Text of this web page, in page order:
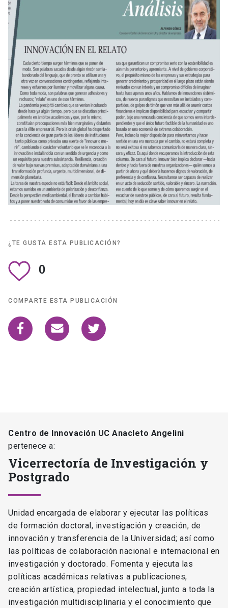
¿TE GUSTA ESTA PUBLICACIÓN?
0
COMPARTE ESTA PUBLICACIÓN
Centro de Innovación UC Anacleto Angelini
pertenece a:
Vicerrectoría de Investigación y
Postgrado
Unidad encargada de elaborar y ejecutar las políticas
de formación doctoral, investigación y creación, de
innovación y transferencia de la Universidad; así como
las políticas de colaboración nacional e internacional en
investigación y doctorado. Fomenta y ejecuta las
políticas académicas relativas a publicaciones,
creación artística, propiedad intelectual, junto a toda la
investigación multidisciplinaria y el conocimiento que